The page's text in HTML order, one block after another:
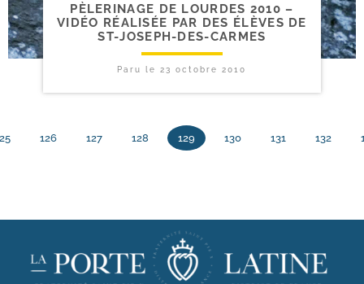
PÈLERINAGE DE LOURDES 2010 –
VIDÉO RÉALISÉE PAR DES ÉLÈVES DE
ST-JOSEPH-DES-CARMES
Paru le23 octobre 2010
126 127 128 129 130 131 132